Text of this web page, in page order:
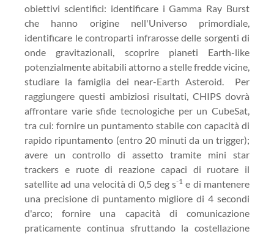
obiettivi scientifici: identificare i Gamma Ray Burst
che hanno origine nell'Universo primordiale,
identificare le controparti infrarosse delle sorgenti di
onde gravitazionali, scoprire pianeti Earth-like
potenzialmente abitabili attorno a stelle fredde vicine,
studiare la famiglia dei near-Earth Asteroid. Per
raggiungere questi ambiziosi risultati, CHIPS dovrà
affrontare varie sfide tecnologiche per un CubeSat,
tra cui: fornire un puntamento stabile con capacità di
rapido ripuntamento (entro 20 minuti da un trigger);
avere un controllo di assetto tramite mini star
trackers e ruote di reazione capaci di ruotare il
satellite ad una velocità di 0,5 deg s-1 e di mantenere
una precisione di puntamento migliore di 4 secondi
d'arco; fornire una capacità di comunicazione
praticamente continua sfruttando la costellazione